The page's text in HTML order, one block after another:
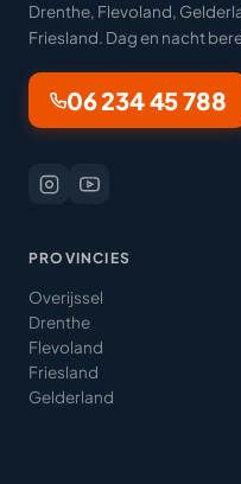
Drenthe, Flevoland,
Friesland. Dag en nacht
06 234 45 788
PROVINCIES
Overijssel
Drenthe
Flevoland
Friesland
Gelderland